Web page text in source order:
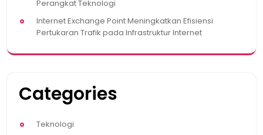
Perangkat Teknologi
Internet Exchange Point Meningkatkan Efisiensi
Pertukaran Trafik pada Infrastruktur Internet
Categories
Teknologi